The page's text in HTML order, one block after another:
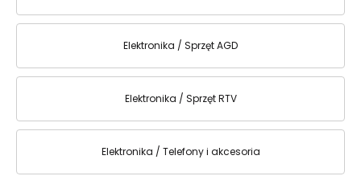
Elektronika / Sprzęt AGD
Elektronika / Sprzęt RTV
Elektronika / Telefony i akcesoria